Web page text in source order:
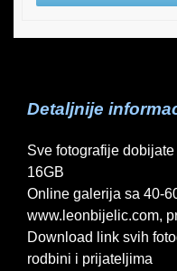
Detaljnije
Sve fotografije
16GB
Online galerija sa 40-
www.leonbijelic.com,
Download link svih
rodbini i prijateljima